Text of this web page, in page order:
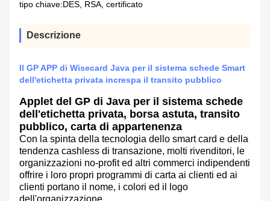
tipo chiave:DES, RSA, certificato
Descrizione
Il GP APP di Wisecard Java per il sistema schede Smart
dell'etichetta privata increspa il transito pubblico
Applet del GP di Java per il sistema schede
dell'etichetta privata, borsa astuta, transito
pubblico, carta di appartenenza
Con la spinta della tecnologia dello smart card e della
tendenza cashless di transazione, molti rivenditori, le
organizzazioni no-profit ed altri commerci indipendenti
offrire i loro propri programmi di carta ai clienti ed ai
clienti portano il nome, i colori ed il logo